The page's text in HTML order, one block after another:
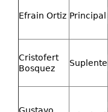
Efrain Ortiz Principal
Cristofert
Bosquez
Suplente
Gustavo